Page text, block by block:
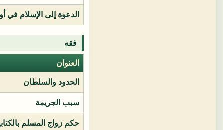
الدعوة إلى الإسلام في
فقه
العنوان
الحدود والسلطان
سبب الجريمة
حكم زواج المسلم